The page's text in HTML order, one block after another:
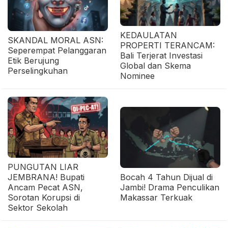
SKANDAL MORAL ASN:
Seperempat Pelanggaran
Etik Berujung
Perselingkuhan
KEDAULATAN
PROPERTI TERANCAM:
Bali Terjerat Investasi
Global dan Skema
Nominee
PUNGUTAN LIAR
JEMBRANA! Bupati
Ancam Pecat ASN,
Sorotan Korupsi di
Sektor Sekolah
Bocah 4 Tahun Dijual di
Jambi! Drama Penculikan
Makassar Terkuak